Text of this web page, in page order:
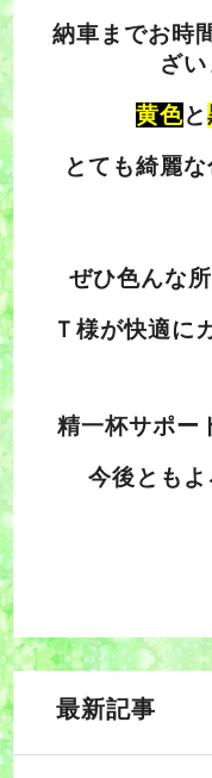
納車までお時
ざい
黄色と
とても綺麗
ぜひ色んな
Ｔ様が快適に
精一杯サポー
今後とも
最新記事